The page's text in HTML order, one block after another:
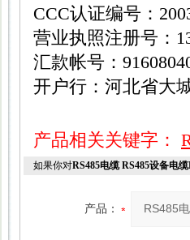
CCC认证编号：
营业执照注册号：
汇款帐号：
开户行：河北省大
产品相关关键字：
如果你对RS485电缆 RS485设备电
产品：